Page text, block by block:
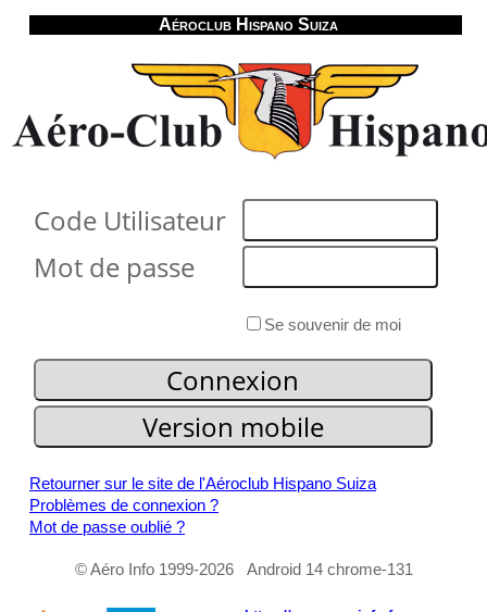
Aéroclub Hispano Suiza
Code Utilisateur
Mot de passe
Se souvenir de moi
Retourner sur le site de l'Aéroclub Hispano Suiza
Problèmes de connexion ?
Mot de passe oublié ?
© Aéro Info 1999-2026 Android 14 chrome-131